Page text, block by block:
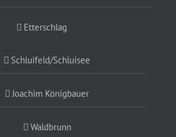
Etterschlag
Schluifeld/Schluisee
Joachim Königbauer
Waldbrunn